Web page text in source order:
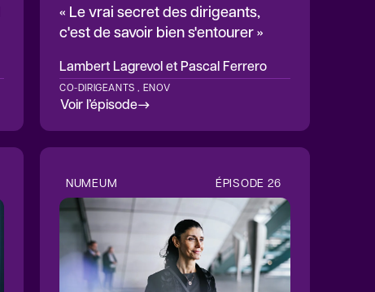
« Le vrai secret des dirigeants,
c'est de savoir bien s'entourer »
Lambert Lagrevolet Pascal Ferrero
CO-DIRIGEANTS , ENOV
Voir l’épisode
NUMEUM ÉPISODE 26